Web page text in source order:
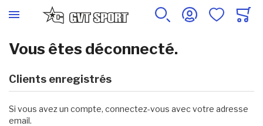
Vous êtes déconnecté.
Clients enregistrés
Si vous avez un compte, connectez-vous avec votre adresse
email.